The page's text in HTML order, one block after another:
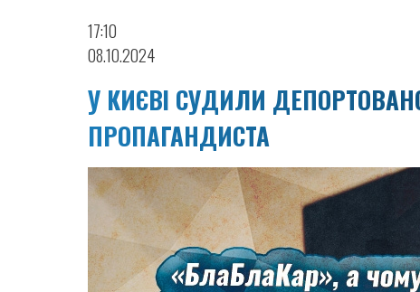
17:10
08.10.2024
У КИЄВІ СУДИЛИ
ПРОПАГАНДИСТА